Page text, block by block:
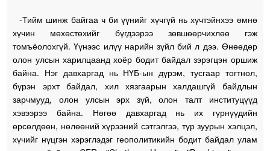
-Тийм шинж байгаа ч би үүнийг хүчгүй нь хүчтэйнхээ өмнө
хүчин мөхөстөхийг бүгдээрээ зөвшөөрчихлөө гэж
томъёолохгүй. Үүнээс илүү нарийн зүйл бий л дээ. Өнөөдөр
олон улсын харилцаанд хоёр бодит байдал зэрэгцэн оршиж
байна. Нэг давхаргад нь НҮБ-ын дүрэм, тусгаар тогтнол,
бүрэн эрхт байдал, хил хязгаарын халдашгүй байдлын
зарчмууд, олон улсын эрх зүй, олон талт институцүүд
хэвээрээ байна. Нөгөө давхаргад нь их гүрнүүдийн
өрсөлдөөн, нөлөөний хүрээний сэтгэлгээ, түр зуурын хэлцэл,
хүчийг нүцгэн хэрэглэдэг геополитикийн бодит байдал улам